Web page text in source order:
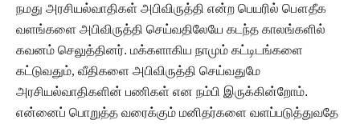
நமது அரசியல்வாதிகள் அபிவிருத்தி என்ற பெயரில் பௌதீக
வளங்களை அபிவிருத்தி செய்வதிலேயே கடந்த காலங்களில்
கவனம் செலுத்தினர். மக்களாகிய நாமும் கட்டிடங்களை
கட்டுவதும், வீதிகளை அபிவிருத்தி செய்வதுமே
அரசியல்வாதிகளின் பணிகள் என நம்பி இருக்கின்றோம்.
என்னைப் பொறுத்த வரைக்கும் மனிதர்களை வளப்படுத்துவதே